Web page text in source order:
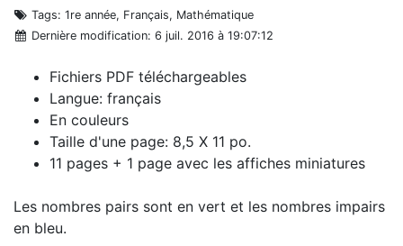
Tags: 1re année, Français, Mathématique
Dernière modification: 6 juil. 2016 à 19:07:12
Fichiers PDF téléchargeables
Langue: français
En couleurs
Taille d'une page: 8,5 X 11 po.
11 pages + 1 page avec les affiches miniatures
Les nombres pairs sont en vert et les nombres impairs
en bleu.